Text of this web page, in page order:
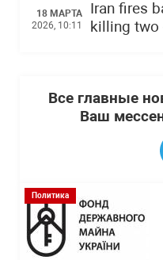
18 МАРТА
2026, 10:11
Iran fires
killing two
Все главные
Ваш
Политика